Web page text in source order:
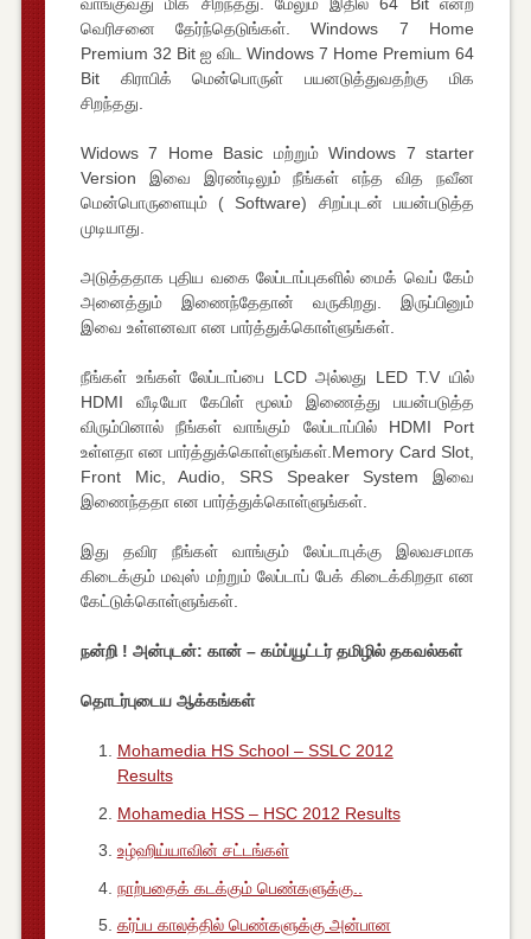
வெரிசனை தேர்ந்தெடுங்கள். Windows 7 Home
Premium 32 Bit ஐ விட Windows 7 Home Premium 64
Bit கிராபிக் மென்பொருள் பயனடுத்துவதற்கு மிக
சிறந்தது.
Widows 7 Home Basic மற்றும் Windows 7 starter
Version இவை இரண்டிலும் நீங்கள் எந்த வித நவீன
மென்பொருளையும் ( Software) சிறப்புடன் பயன்படுத்த
முடியாது.
அடுத்ததாக புதிய வகை லேப்டாப்புகளில் மைக் வெப் கேம்
அனைத்தும் இணைந்தேதான் வருகிறது. இருப்பினும்
இவை உள்ளனவா என பார்த்துக்கொள்ளுங்கள்.
நீங்கள் உங்கள் லேப்டாப்பை LCD அல்லது LED T.V யில்
HDMI வீடியோ கேபிள் மூலம் இணைத்து பயன்படுத்த
விரும்பினால் நீங்கள் வாங்கும் லேப்டாப்பில் HDMI Port
உள்ளதா என பார்த்துக்கொள்ளுங்கள்.Memory Card Slot,
Front Mic, Audio, SRS Speaker System இவை
இணைந்ததா என பார்த்துக்கொள்ளுங்கள்.
இது தவிர நீங்கள் வாங்கும் லேப்டாபுக்கு இலவசமாக
கிடைக்கும் மவுஸ் மற்றும் லேப்டாப் பேக் கிடைக்கிறதா என
கேட்டுக்கொள்ளுங்கள்.
நன்றி ! அன்புடன்: கான் – கம்ப்யூட்டர் தமிழில் தகவல்கள்
தொடர்புடைய ஆக்கங்கள்
Mohamedia HS School – SSLC 2012
Results
Mohamedia HSS – HSC 2012 Results
உழ்ஹிய்யாவின் சட்டங்கள்
நாற்பதைக் கடக்கும் பெண்களுக்கு..
கர்ப்ப காலத்தில் பெண்களுக்கு அன்பான